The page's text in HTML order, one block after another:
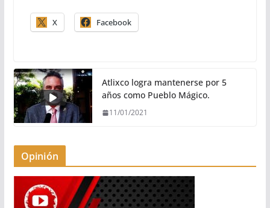
X Facebook
Atlixco logra mantenerse por 5
años como Pueblo Mágico.
11/01/2021
Opinión